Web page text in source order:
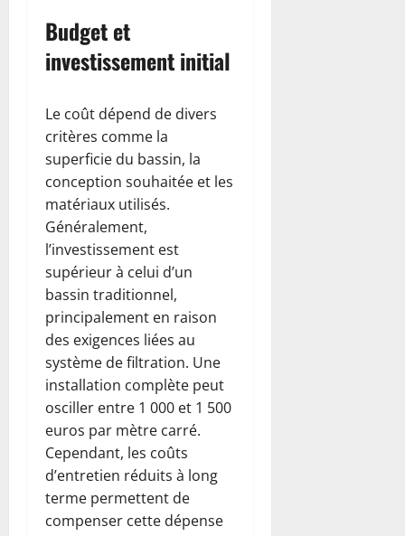
Budget et
investissement initial
Le coût dépend de divers
critères comme la
superficie du bassin, la
conception souhaitée et les
matériaux utilisés.
Généralement,
l’investissement est
supérieur à celui d’un
bassin traditionnel,
principalement en raison
des exigences liées au
système de filtration. Une
installation complète peut
osciller entre 1 000 et 1 500
euros par mètre carré.
Cependant, les coûts
d’entretien réduits à long
terme permettent de
compenser cette dépense